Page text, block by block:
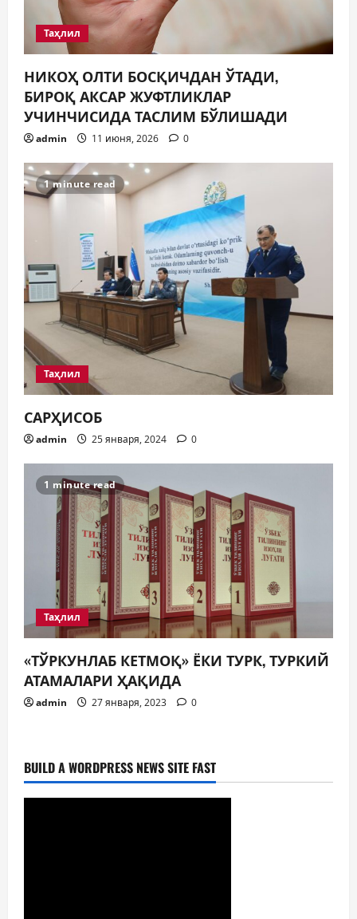
Таҳлил
НИКОҲ ОЛТИ БОСҚИЧДАН ЎТАДИ,
БИРОҚ АКСАР ЖУФТЛИКЛАР
УЧИНЧИСИДА ТАСЛИМ БЎЛИШАДИ
admin 11 июня, 2026 0
1 minute read
Таҳлил
САРҲИСОБ
admin 25 января, 2024 0
1 minute read
Таҳлил
«ТЎРКУНЛАБ КЕТМОҚ» ЁКИ ТУРК, ТУРКИЙ
АТАМАЛАРИ ҲАҚИДА
admin 27 января, 2023 0
BUILD A WORDPRESS NEWS SITE FAST